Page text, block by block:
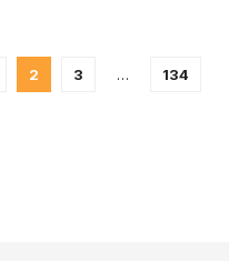
2 3 … 134